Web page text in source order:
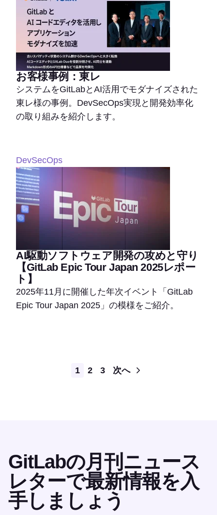
お客様事例：東レ
システムをGitLabとAI活用でモダナイズされた
東レ様の事例。DevSecOps実現と開発効率化
の取り組みを紹介します。
DevSecOps
AI駆動ソフトウェア開発の攻めと守り
【GitLab Epic Tour Japan 2025レポー
ト】
2025年11月に開催した年次イベント「GitLab
Epic Tour Japan 2025」の模様をご紹介。
Pagination
1 2 3 次へ
GitLabの月刊ニュース
レターで最新情報を入
手しましょう